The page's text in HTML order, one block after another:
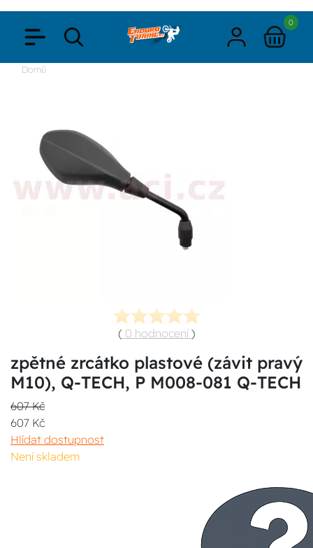
0
Domů
( 0 hodnocení )
zpětné zrcátko plastové (závit pravý
M10), Q-TECH, P M008-081 Q-TECH
607 Kč
607 Kč
Hlídat dostupnost
Není skladem